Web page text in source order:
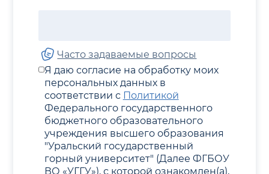
Часто задаваемые вопросы
Я даю согласие на обработку моих
персональных данных в
соответствии с Политикой
Федерального государственного
бюджетного образовательного
учреждения высшего образования
"Уральский государственный
горный университет" (Далее ФГБОУ
ВО «УГГУ»), с которой ознакомлен(а),